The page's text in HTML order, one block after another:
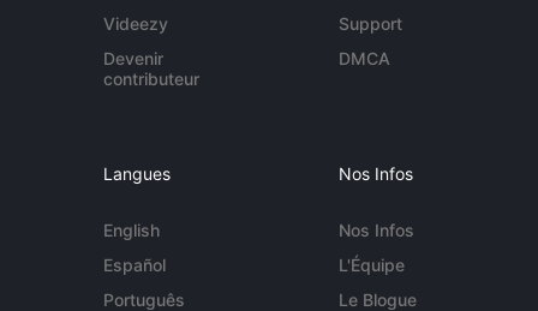
Videezy
Devenir
contributeur
Support
DMCA
Langues
English
Español
Português
Nos Infos
Nos Infos
L'Équipe
Le Blogue